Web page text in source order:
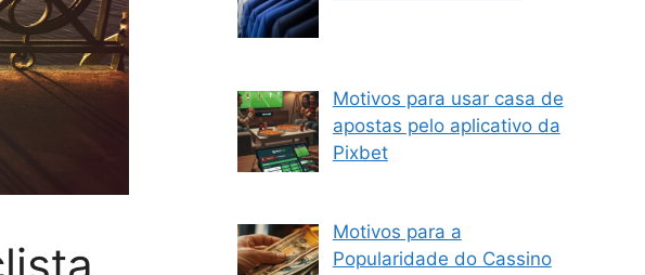
Motivos para usar casa de
apostas pelo aplicativo da
Pixbet
Motivos para a
Popularidade do Cassino